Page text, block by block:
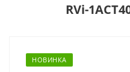
RVi-
НОВИНКА